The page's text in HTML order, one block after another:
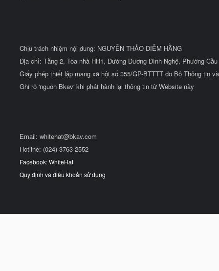
Chịu trách nhiệm nội dung: NGUYỄN THẢO DIỄM HẰNG
Địa chỉ: Tầng 2, Tòa nhà HH1, Đường Dương Đình Nghệ, Phường
Giấy phép thiết lập mạng xã hội số 355/GP-BTTTT do Bộ Thông tin
Ghi rõ 'nguồn Bkav' khi phát hành lại thông tin từ Website này
Email: whitehat@bkav.com
Hotline: (024) 3763 2552
Facebook: WhiteHat
Quy định và điều khoản sử dụng